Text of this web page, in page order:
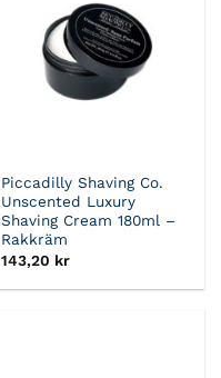
Piccadilly Shaving Co.
Unscented Luxury
Shaving Cream 180ml –
Rakkräm
143,20 kr